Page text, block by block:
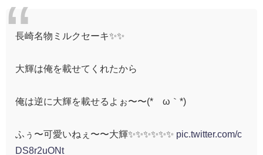
長崎名物ミルクセーキ✨✨
大輝は俺を載せてくれたから
俺は逆に大輝を載せるよぉ〜〜(*´ω｀*)
ふぅ〜可愛いねぇ〜〜大輝✨✨✨✨✨✨ pic.twitter.com/c
DS8r2uONt